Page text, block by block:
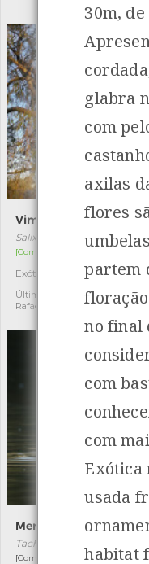
Vimeiro
Salix kirilowiana
[Comum]
Exótica
Última observação por:
Rafael C.
Mergulhão-pequeno
Tachybaptus ruficollis
[Comum e residente]
30m,
glabra
com
axilas
flores
partem
no final
com
com
Exótica
usada
habitat